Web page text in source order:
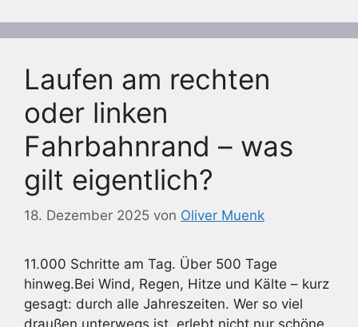
Laufen am rechten
oder linken
Fahrbahnrand – was
gilt eigentlich?
18. Dezember 2025 von Oliver Muenk
11.000 Schritte am Tag. Über 500 Tage
hinweg.Bei Wind, Regen, Hitze und Kälte – kurz
gesagt: durch alle Jahreszeiten. Wer so viel
draußen unterwegs ist, erlebt nicht nur schöne